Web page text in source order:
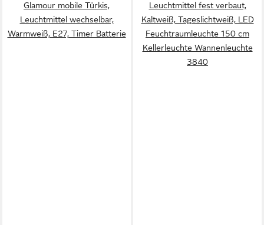
Glamour mobile Türkis,
Leuchtmittel wechselbar,
Warmweiß, E27, Timer Batterie
Leuchtmittel fest verbaut,
Kaltweiß, Tageslichtweiß, LED
Feuchtraumleuchte 150 cm
Kellerleuchte Wannenleuchte
3840